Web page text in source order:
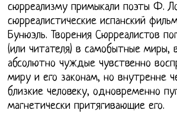
сюрреализму примыкали поэты Ф.
сюрреалистические испанский
Бунюэль. Творения Сюрреалистов
(или читателя) в самобытные миры,
абсолютно чуждые чувственно
миру и его законам, но внутренне
близкие человеку, одновременно
магнетически притягивающие его.